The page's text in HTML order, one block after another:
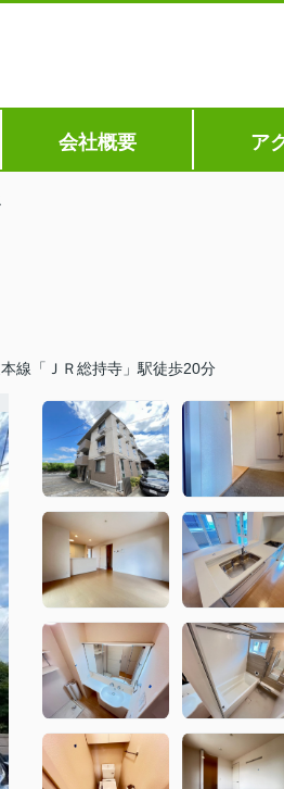
会社概要 ア
線「ＪＲ総持寺」駅徒歩20分